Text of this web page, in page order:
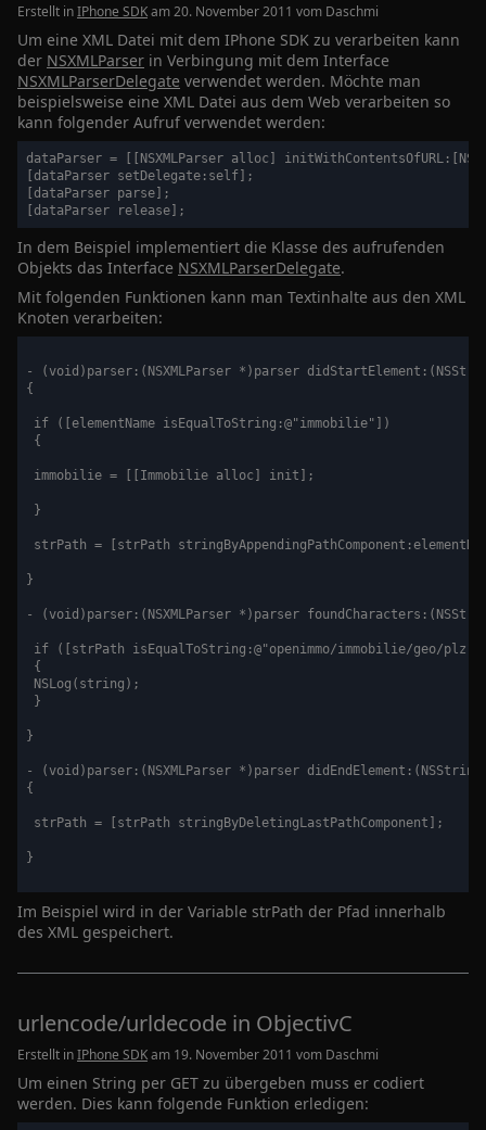
Erstellt inIPhone SDKam 20. November 2011 vom Daschmi
Um eine XML Datei mit dem IPhone SDK zu verarbeiten kann
der NSXMLParser in Verbingung mit dem Interface
NSXMLParserDelegate verwendet werden. Möchte man
beispielsweise eine XML Datei aus dem Web verarbeiten so
kann folgender Aufruf verwendet werden:
dataParser = [[NSXMLParser alloc]
[dataParser setDelegate:self];
[dataParser parse];
In dem Beispiel implementiert die Klasse des aufrufenden
Objekts das Interface NSXMLParserDelegate.
Mit folgenden Funktionen kann man Textinhalte aus den XML
Knoten verarbeiten:
- (void)parser:(NSXMLParser *)parser
{
if ([elementName isEqualToString:@"immobilie"])
{
immobilie = [[Immobilie alloc] init];
}
strPath = [strPath
}
- (void)parser:(NSXMLParser *)parser
if ([strPath isEqualToString:@"openimmo/immobilie/geo/
{
NSLog(string);
}
}
- (void)parser:(NSXMLParser *)parser didEndElement:(NSString
{
strPath = [strPath stringByDeletingLastPathComponent];
}
Im Beispiel wird in der Variable strPath der Pfad innerhalb
des XML gespeichert.
urlencode/urldecode in ObjectivC
Erstellt inIPhone SDKam 19. November 2011 vom Daschmi
Um einen String per GET zu übergeben muss er codiert
werden. Dies kann folgende Funktion erledigen: